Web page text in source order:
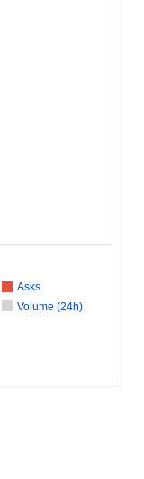
Asks
Volume (24h)